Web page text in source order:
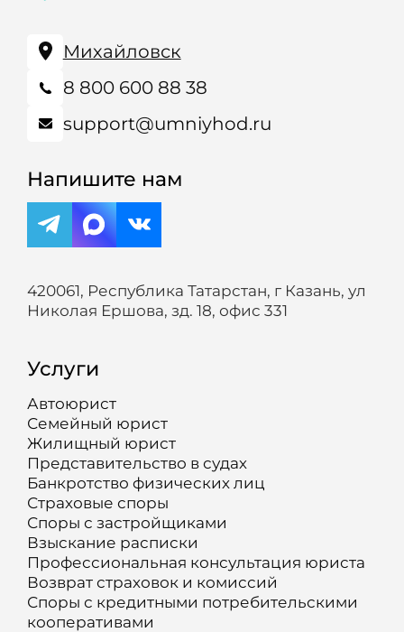
Михайловск
8 800 600 88 38
support@umniyhod.ru
Напишите нам
420061, Республика Татарстан, г Казань, ул
Николая Ершова, зд. 18, офис 331
Услуги
Автоюрист
Семейный юрист
Жилищный юрист
Представительство в судах
Банкротство физических лиц
Страховые споры
Споры с застройщиками
Взыскание расписки
Профессиональная консультация юриста
Возврат страховок и комиссий
Споры с кредитными потребительскими
кооперативами